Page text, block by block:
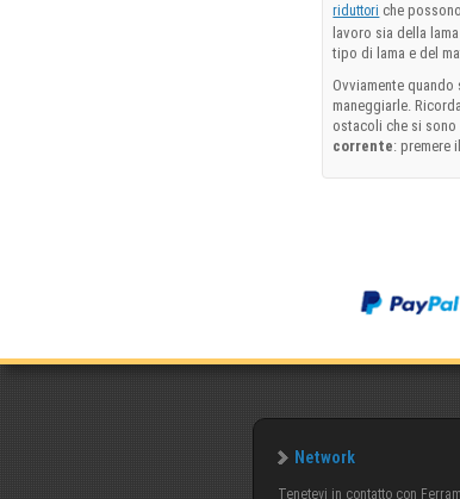
riduttori che
lavoro sia della
tipo di lama e del
Ovviamente
maneggiarle.
ostacoli che si sono
corrente: premere
Network
Tenetevi in contatto con